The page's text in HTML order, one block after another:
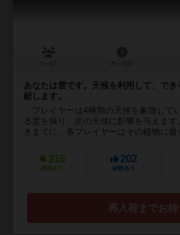
あなたは雲です。天候を利用して、で
献します。
プレイヤーは4種類の天候を象徴して
る雲を操り、次の天候に影響を与えま
きまでに、各プレイヤーはその植物に最
215
興味あり
202
経験あり
再入荷までお